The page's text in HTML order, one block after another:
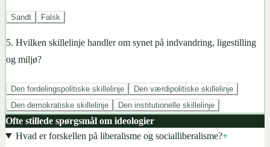
Sandt Falsk
5. Hvilken skillelinje handler om synet på indvandring, ligestilling
og miljø?
Den fordelingspolitiske skillelinje
Den værdipolitiske skillelinje
Den demokratiske skillelinje
Den institutionelle skillelinje
Ofte stillede spørgsmål om ideologier
Hvad er forskellen på liberalisme og socialliberalisme?+